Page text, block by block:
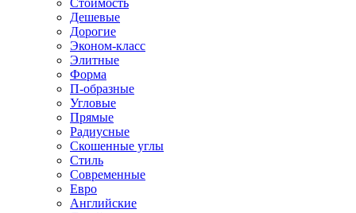
Стоимость
Дешевые
Дорогие
Эконом-класс
Элитные
Форма
П-образные
Угловые
Прямые
Радиусные
Скошенные углы
Стиль
Современные
Евро
Английские